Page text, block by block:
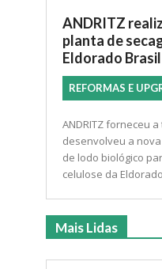
ANDRITZ
planta de
Eldorado
REFORMAS E
ANDRITZ forneceu
desenvolveu a
de lodo biológico
celulose da
Mais Lidas